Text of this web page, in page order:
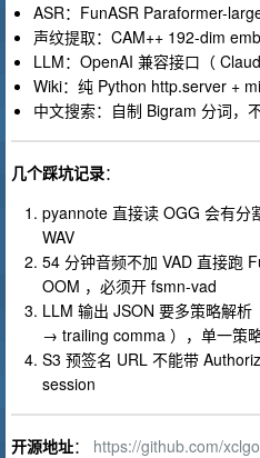
ASR：FunASR Paraformer-
声纹提取：CAM++ 192-dim
LLM：OpenAI 兼容接口（
Wiki：纯 Python http.server +
中文搜索：自制 Bigram 分词，
几个踩坑记录：
pyannote 直接读 OGG 会有分
WAV
54 分钟音频不加 VAD 直接跑
OOM ，必须开 fsmn-vad
LLM 输出 JSON 要多策略解
→ trailing comma ），单一策
S3 预签名 URL 不能带
session
开源地址： https://github.com/